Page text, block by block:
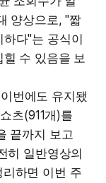
양상으로, "짧
다"는 공식이
수 있음을 보
번에도 유지됐
츠(911개)를
끝까지 보고
히 일반영상의
하면 이번 주